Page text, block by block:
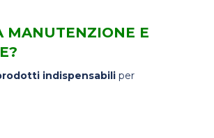
MANUTENZIONE E
indispensabili per